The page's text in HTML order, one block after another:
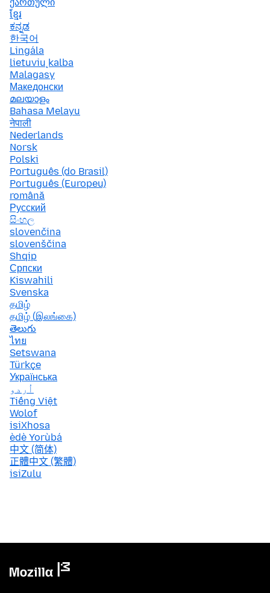
ქართული
ខ្មែរ
ಕನ್ನಡ
한국어
Lingála
lietuvių kalba
Malagasy
Македонски
മലയാളം
Bahasa Melayu
नेपाली
Nederlands
Norsk
Polski
Português (do Brasil)
Português (Europeu)
română
Русский
සිංහල
slovenčina
slovenščina
Shqip
Српски
Kiswahili
Svenska
தமிழ்
தமிழ் (இலங்கை)
తెలుగు
ไทย
Setswana
Türkçe
Українська
اُردو
Tiếng Việt
Wolof
isiXhosa
èdè Yorùbá
中文 (简体)
正體中文 (繁體)
isiZulu